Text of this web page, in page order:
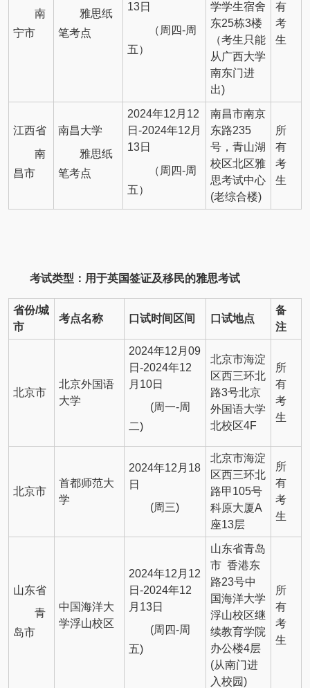
南
宁市
雅思纸
笔考点
13日
（周四-周
五）
学学生宿舍
东25栋3楼
（考生只能
从广西大学
南东门进
出)
有
考
生
江西省
南
昌市
南昌大学
雅思纸
笔考点
2024年12月12
日-2024年12月
13日
（周四-周
五）
南昌市南京
东路235
号，青山湖
校区北区雅
思考试中心
(老综合楼)
所
有
考
生
考试类型：用于英国签证及移民的雅思考试
省份/城
市
考点名称 口试时间区间 口试地点
备
注
北京市
北京外国语
大学
2024年12月09
日-2024年12
月10日
(周一-周
二)
北京市海淀
区西三环北
路3号北京
外国语大学
北校区4F
所
有
考
生
北京市
首都师范大
学
2024年12月18
日
(周三)
北京市海淀
区西三环北
路甲105号
科原大厦A
座13层
所
有
考
生
山东省
青
岛市
中国海洋大
学浮山校区
2024年12月12
日-2024年12
月13日
(周四-周
五)
山东省青岛
市 香港东
路23号中
国海洋大学
浮山校区继
续教育学院
办公楼4层
(从南门进
入校园)
所
有
考
生